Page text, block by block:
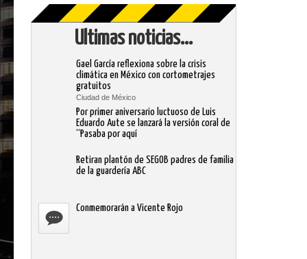
Ultimas noticias...
Gael García reflexiona sobre la crisis
climática en México con cortometrajes
gratuitos
Ciudad de México
Por primer aniversario luctuoso de Luis
Eduardo Aute se lanzará la versión coral de
“Pasaba por aquí
Retiran plantón de SEGOB padres de familia
de la guardería ABC
Conmemorarán a Vicente Rojo